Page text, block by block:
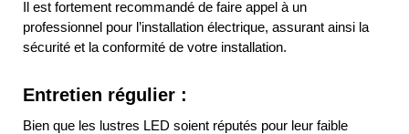
Il est fortement recommandé de faire appel à un
professionnel pour l’installation électrique, assurant ainsi la
sécurité et la conformité de votre installation.
Entretien régulier :
Bien que les lustres LED soient réputés pour leur faible